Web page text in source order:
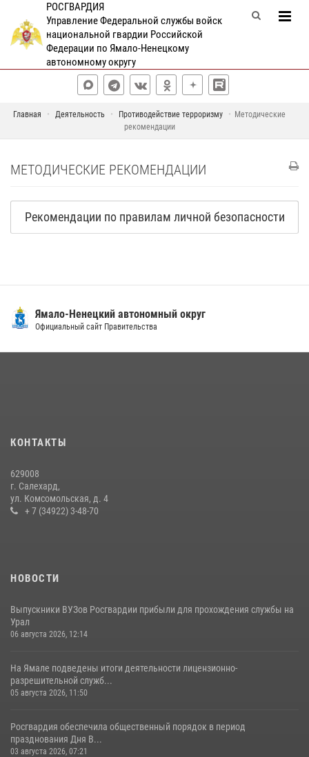
РОСГВАРДИЯ
Управление Федеральной службы войск
национальной гвардии Российской
Федерации по Ямало-Ненецкому
автономному округу
Главная Деятельность Противодействие терроризму
Методические
рекомендации
МЕТОДИЧЕСКИЕ РЕКОМЕНДАЦИИ
Рекомендации по правилам личной безопасности
Ямало-Ненецкий автономный округ
Официальный сайт Правительства
КОНТАКТЫ
629008
г. Салехард,
ул. Комсомольская, д. 4
+ 7 (34922) 3-48-70
НОВОСТИ
Выпускники ВУЗов Росгвардии прибыли для прохождения службы на
Урал
06 августа 2026, 12:14
На Ямале подведены итоги деятельности лицензионно-
разрешительной служб...
05 августа 2026, 11:50
Росгвардия обеспечила общественный порядок в период
празднования Дня В...
03 августа 2026, 07:21